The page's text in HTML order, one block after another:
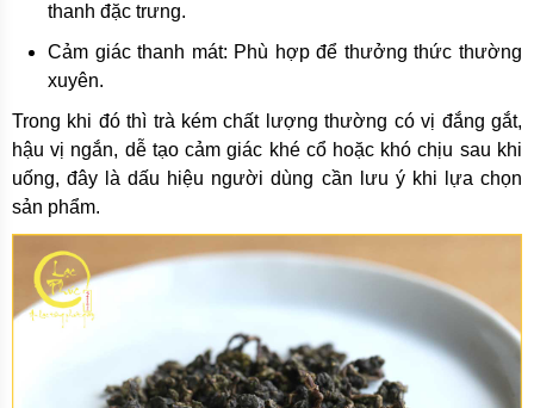
thanh đặc trưng.
Cảm giác thanh mát: Phù hợp để thưởng thức thường
xuyên.
Trong khi đó thì trà kém chất lượng thường có vị đắng gắt,
hậu vị ngắn, dễ tạo cảm giác khé cổ hoặc khó chịu sau khi
uống, đây là dấu hiệu người dùng cần lưu ý khi lựa chọn
sản phẩm.